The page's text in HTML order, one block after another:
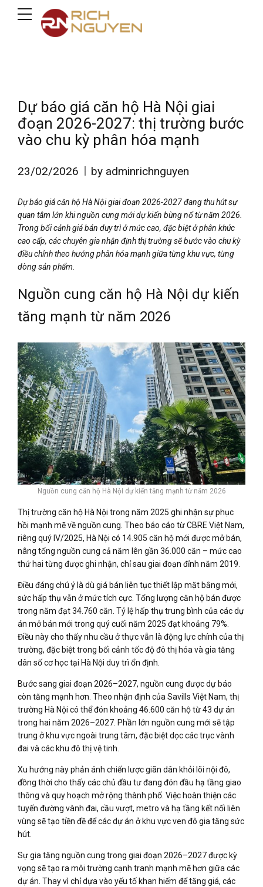
Dự báo giá căn hộ Hà Nội giai
đoạn 2026-2027: thị trường bước
vào chu kỳ phân hóa mạnh
23/02/2026 by adminrichnguyen
Dự báo giá căn hộ Hà Nội giai đoạn 2026-2027 đang thu hút sự
quan tâm lớn khi nguồn cung mới dự kiến bùng nổ từ năm 2026.
Trong bối cảnh giá bán duy trì ở mức cao, đặc biệt ở phân khúc
cao cấp, các chuyên gia nhận định thị trường sẽ bước vào chu kỳ
điều chỉnh theo hướng phân hóa mạnh giữa từng khu vực, từng
dòng sản phẩm.
Nguồn cung căn hộ Hà Nội dự kiến
tăng mạnh từ năm 2026
Nguồn cung căn hộ Hà Nội dự kiến tăng mạnh từ năm 2026
Thị trường căn hộ Hà Nội trong năm 2025 ghi nhận sự phục
hồi mạnh mẽ về nguồn cung. Theo báo cáo từ CBRE Việt Nam,
riêng quý IV/2025, Hà Nội có 14.905 căn hộ mới được mở bán,
nâng tổng nguồn cung cả năm lên gần 36.000 căn – mức cao
thứ hai từng được ghi nhận, chỉ sau giai đoạn đỉnh năm 2019.
Điều đáng chú ý là dù giá bán liên tục thiết lập mặt bằng mới,
sức hấp thụ vẫn ở mức tích cực. Tổng lượng căn hộ bán được
trong năm đạt 34.760 căn. Tỷ lệ hấp thụ trung bình của các dự
án mở bán mới trong quý cuối năm 2025 đạt khoảng 79%.
Điều này cho thấy nhu cầu ở thực vẫn là động lực chính của thị
trường, đặc biệt trong bối cảnh tốc độ đô thị hóa và gia tăng
dân số cơ học tại Hà Nội duy trì ổn định.
Bước sang giai đoạn 2026–2027, nguồn cung được dự báo
còn tăng mạnh hơn. Theo nhận định của Savills Việt Nam, thị
trường Hà Nội có thể đón khoảng 46.600 căn hộ từ 43 dự án
trong hai năm 2026–2027. Phần lớn nguồn cung mới sẽ tập
trung ở khu vực ngoài trung tâm, đặc biệt dọc các trục vành
đai và các khu đô thị vệ tinh.
Xu hướng này phản ánh chiến lược giãn dân khỏi lõi nội đô,
đồng thời cho thấy các chủ đầu tư đang đón đầu hạ tầng giao
thông và quy hoạch mở rộng thành phố. Việc hoàn thiện các
tuyến đường vành đai, cầu vượt, metro và hạ tầng kết nối liên
vùng sẽ tạo tiền đề để các dự án ở khu vực ven đô gia tăng sức
hút.
Sự gia tăng nguồn cung trong giai đoạn 2026–2027 được kỳ
vọng sẽ tạo ra môi trường cạnh tranh mạnh mẽ hơn giữa các
dự án. Thay vì chỉ dựa vào yếu tố khan hiếm để tăng giá, các